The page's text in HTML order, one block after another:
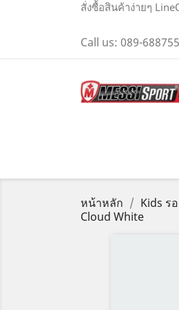
สั่งซื้อสินค้าง่ายๆ
Call us: 089-
หน้าหลัก Kids ร
Cloud White